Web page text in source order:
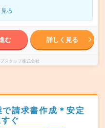
る
む 詳しく見る
スタッフ株式会社
で請求書作成＊安定
ぐ